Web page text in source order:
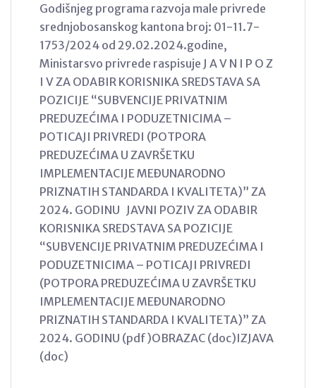
Godišnjeg programa razvoja male privrede
srednjobosanskog kantona broj: 01-11.7-
1753/2024 od 29.02.2024.godine,
Ministarsvo privrede raspisuje J A V N I P O Z
I V ZA ODABIR KORISNIKA SREDSTAVA SA
POZICIJE “SUBVENCIJE PRIVATNIM
PREDUZEĆIMA I PODUZETNICIMA –
POTICAJI PRIVREDI (POTPORA
PREDUZEĆIMA U ZAVRŠETKU
IMPLEMENTACIJE MEĐUNARODNO
PRIZNATIH STANDARDA I KVALITETA)” ZA
2024. GODINU JAVNI POZIV ZA ODABIR
KORISNIKA SREDSTAVA SA POZICIJE
“SUBVENCIJE PRIVATNIM PREDUZEĆIMA I
PODUZETNICIMA – POTICAJI PRIVREDI
(POTPORA PREDUZEĆIMA U ZAVRŠETKU
IMPLEMENTACIJE MEĐUNARODNO
PRIZNATIH STANDARDA I KVALITETA)” ZA
2024. GODINU (pdf)OBRAZAC (doc)IZJAVA
(doc)